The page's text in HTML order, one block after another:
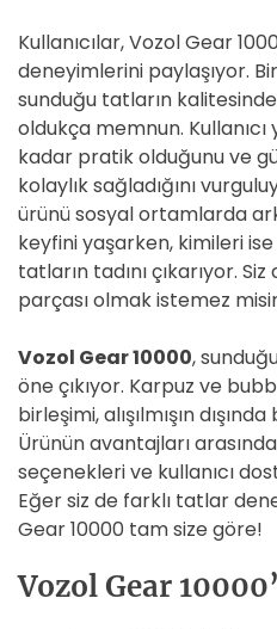
Kullanıcılar, Vozol Gear
deneyimlerini paylaşıyor.
sunduğu tatların
oldukça memnun. Kullanıcı
kadar pratik olduğunu ve
kolaylık sağladığını
ürünü sosyal ortamlarda
keyfini yaşarken, kimileri ise
tatların tadını çıkarıyor.
parçası olmak istemez
Vozol Gear 10000,
öne çıkıyor. Karpuz ve
birleşimi, alışılmışın
Ürünün avantajları
seçenekleri ve kullanıcı
Eğer siz de farklı tatlar
Gear 10000 tam size göre!
Vozol Gear